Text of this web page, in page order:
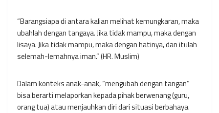
“Barangsiapa di antara kalian melihat kemungkaran, maka
ubahlah dengan tangaya. Jika tidak mampu, maka dengan
lisaya. Jika tidak mampu, maka dengan hatinya, dan itulah
selemah-lemahnya iman.”(HR. Muslim)
Dalam konteks anak-anak, “mengubah dengan tangan”
bisa berarti melaporkan kepada pihak berwenang (guru,
orang tua) atau menjauhkan diri dari situasi berbahaya.